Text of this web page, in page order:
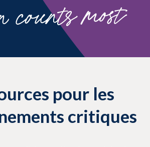
pour les
critiques